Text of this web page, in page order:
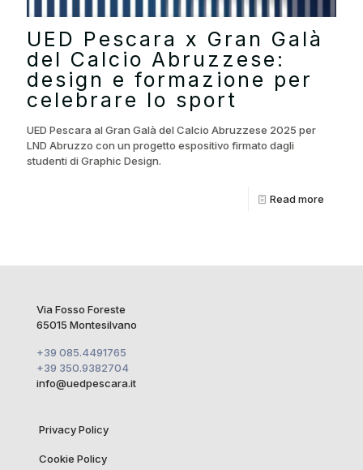
UED Pescara x Gran Galà
del Calcio Abruzzese:
design e formazione per
celebrare lo sport
UED Pescara al Gran Galà del Calcio Abruzzese 2025 per
LND Abruzzo con un progetto espositivo firmato dagli
studenti di Graphic Design.
Read more
Via Fosso Foreste
65015 Montesilvano
+39 085.4491765
+39 350.9382704
info@uedpescara.it
Privacy Policy
Cookie Policy